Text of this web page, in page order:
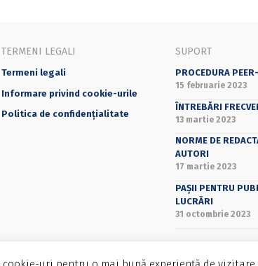
TERMENI LEGALI
Termeni legali
Informare privind cookie-urile
Politica de confidențialitate
SUPORT
PROCEDURA
15 februarie 2023
ÎNTREBĂRI
13 martie 2023
NORME DE
AUTORI
17 martie 2023
PAȘII PENTRU
LUCRĂRI
31 octombrie 2023